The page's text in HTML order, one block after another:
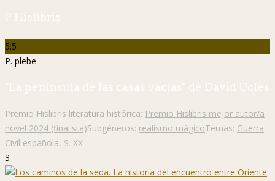
P. Hislibris
5.5
P. plebe
"La península de las casas vacías" de David Uclés
Premio Hislibris literatura histórica: Premio Hislibris mejor autor/a
novel 2024 (finalista)Subgéneros: realismo mágicoTemas: Guerra
Civil española, S. XX
3